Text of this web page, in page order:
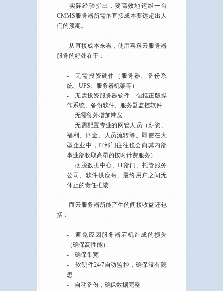
实际经验指出，要高效地运维一台
CMMS服务器所需的直接成本要远超出人
们的预期。
从直接成本来看，使用喜科云服务器
服务的好处在于：
- 无需投资硬件（服务器、备份系
统、UPS、服务器机架等）
- 无需投资服务器软件，包括正版操
作系统、备份软件、服务器监控软件
- 无需额外增加带宽
- 无需配置专业的网管人员（薪资、
福利、四金、人员流转等。即使在大
型企业中，IT部门往往也会向其内部
事业部收取高昂的按时计费服务）
- 摆脱数据中心、IT部门、托管服务
公司、软件供应商、最终用户之间无
休止的责任推诿
而云服务器所能产生的间接收益还包
括：
- 避免应因服务器宕机造成的损失
（确保高性能）
- 确保带宽
- 软硬件24/7自动监控，确保没有隐
患
- 自动备份，确保数据完整